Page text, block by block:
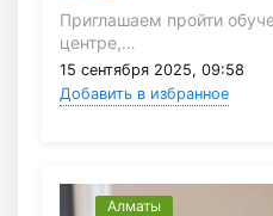
Приглашаем пройти
центре,…
15 сентября 2025, 09:58
Добавить в избранное
Алматы